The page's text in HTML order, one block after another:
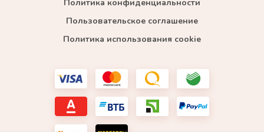
Политика конфиденциальности
Пользовательское соглашение
Политика использования cookie